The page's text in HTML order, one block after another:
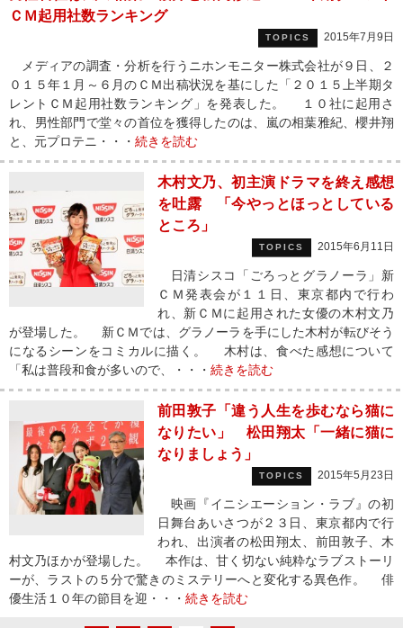
ＣＭ起用社数ランキング
TOPICS 2015年7月9日
メディアの調査・分析を行うニホンモニター株式会社が９日、２
０１５年１月～６月のＣＭ出稿状況を基にした「２０１５上半期タ
レントＣＭ起用社数ランキング」を発表した。 １０社に起用さ
れ、男性部門で堂々の首位を獲得したのは、嵐の相葉雅紀、櫻井翔
と、元プロテニ・・・ 続きを読む
木村文乃、初主演ドラマを終え感想
を吐露 「今やっとほっとしている
ところ」
TOPICS 2015年6月11日
日清シスコ「ごろっとグラノーラ」新
ＣＭ発表会が１１日、東京都内で行わ
れ、新ＣＭに起用された女優の木村文乃
が登場した。 新ＣＭでは、グラノーラを手にした木村が転びそう
になるシーンをコミカルに描く。 木村は、食べた感想について
「私は普段和食が多いので、・・・ 続きを読む
前田敦子「違う人生を歩むなら猫に
なりたい」 松田翔太「一緒に猫に
なりましょう」
TOPICS 2015年5月23日
映画『イニシエーション・ラブ』の初
日舞台あいさつが２３日、東京都内で行
われ、出演者の松田翔太、前田敦子、木
村文乃ほかが登場した。 本作は、甘く切ない純粋なラブストーリ
ーが、ラストの５分で驚きのミステリーへと変化する異色作。 俳
優生活１０年の節目を迎・・・ 続きを読む